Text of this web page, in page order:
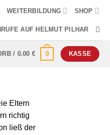
WEITERBILDUNG SHOP
AUF HELMUT PILHAR
/ 0.00 € 0 KASSE
Eltern
richtig
ließ der